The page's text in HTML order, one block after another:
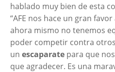
hablado muy bien de esta
“AFE nos hace un gran
ahora mismo no tenemos
poder competir contra
un escaparatepara que
que agradecer. Es una